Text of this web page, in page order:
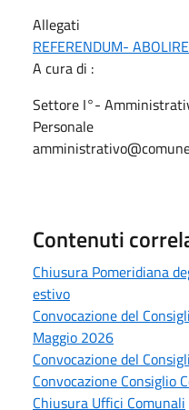
Allegati
REFERENDUM-
A cura di :
Settore I°-
Personale
Contenuti
Chiusura Pomeridiana
estivo
Convocazione del
Maggio 2026
Convocazione del
Convocazione Consiglio
Chiusura Uffici Comunali